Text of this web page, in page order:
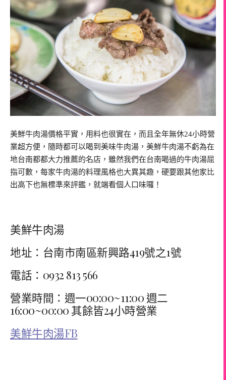
美鮮牛肉湯價格平實，用料也很實在，而且全年無休24小時營
業超方便，隨時都可以喝到美味牛肉湯，美鮮牛肉湯不虧為在
地台南都都大力推薦的名店，雖然我們在台南喝過的牛肉湯屈
指可數，每家牛肉湯的料理風格也大異其趣，硬要跟其他家比
出高下也無標準來評鑑，就端看個人口味囉！
美鮮牛肉湯
地址：台南市南區新興路419號之1號
電話：0932 813 566
營業時間：週一00:00~11:00 週二
16:00~00:00 其餘皆24小時營業
美鮮牛肉湯FB